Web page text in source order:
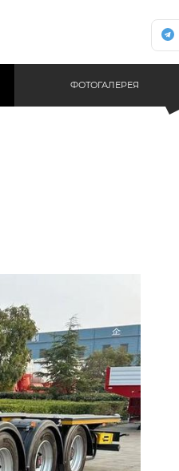
ФОТОГАЛЕРЕЯ